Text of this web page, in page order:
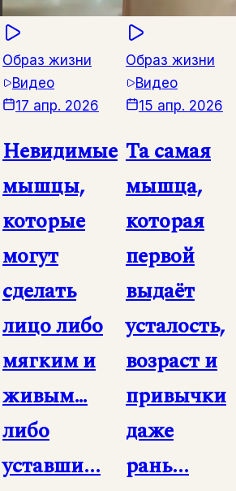
Образ жизни
Видео
17 апр. 2026
Невидимые
мышцы,
которые
могут
сделать
лицо либо
мягким и
живым…
либо
уставши...
Образ жизни
Видео
15 апр. 2026
Та самая
мышца,
которая
первой
выдаёт
усталость,
возраст и
привычки
даже
рань...